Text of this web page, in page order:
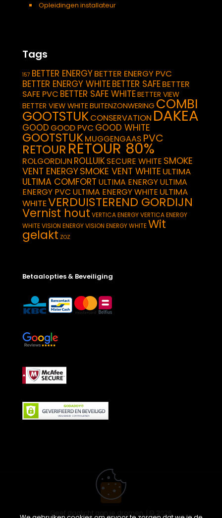
Opleidingen installateur
Tags
157 BETTER ENERGYBETTER ENERGY PVC
BETTER ENERGY WHITEBETTER SAFEBETTER
SAFE PVC BETTER SAFE WHITEBETTER VIEW
BETTER VIEW WHITEBUITENZONWERING COMBI
GOOTSTUKCONSERVATION DAKEA
GOOD GOOD PVC GOOD WHITE
GOOTSTUKMUGGENGAAS PVC
RETOUR RETOUR 80%
ROLGORDIJN ROLLUIKSECURE WHITE SMOKE
VENT ENERGYSMOKE VENT WHITE ULTIMA
ULTIMA COMFORT ULTIMA ENERGYULTIMA
ENERGY PVC ULTIMA ENERGY WHITE ULTIMA
WHITEVERDUISTEREND GORDIJN
Vernist hout VERTICA ENERGYVERTICA ENERGY
WHITEVISION ENERGYVISION ENERGY WHITEWit
gelakt ZOZ
Betaalopties & Beveiliging
Geef daglicht aan je dromen. | © 2026